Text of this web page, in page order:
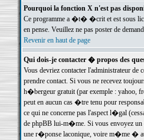
Pourquoi la fonction X n'est pas
Ce programme a �t� �crit et est sous
en pense. Veuillez ne pas poster de
Revenir en haut de page
Qui dois-je contacter � propos des
Vous devriez contacter l'administrateur
prendre contact. Si vous ne recevez
h�bergeur gratuit (par exemple : yahoo,
peut en aucun cas �tre tenu pour
ce qui ne concerne pas l'aspect l�gal
de phpBB lui-m�me. Si vous envoyez un
une r�ponse laconique, voire m�me �